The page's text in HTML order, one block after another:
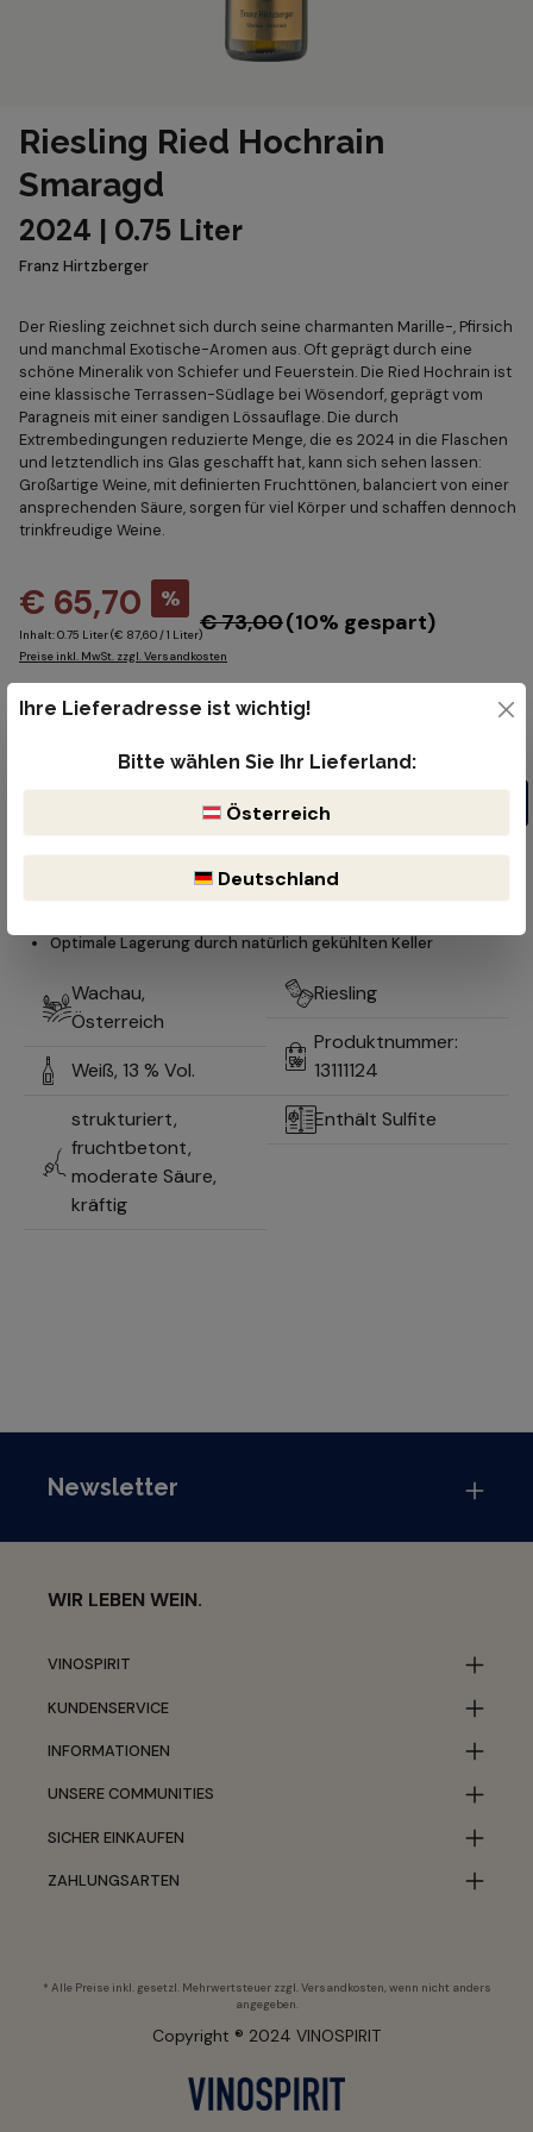
Riesling Ried Hochrain
Smaragd
2024 | 0.75 Liter
Franz Hirtzberger
Der Riesling zeichnet sich durch seine charmanten Marille-, Pfirsich
und manchmal Exotische-Aromen aus. Oft geprägt durch eine
schöne Mineralik von Schiefer und Feuerstein. Die Ried Hochrain ist
eine klassische Terrassen-Südlage bei Wösendorf, geprägt vom
Paragneis mit einer sandigen Lössauflage. Die durch
Extrembedingungen reduzierte Menge, die es 2024 in die Flaschen
und letztendlich ins Glas geschafft hat, kann sich sehen lassen:
Großartige Weine, mit definierten Fruchttönen, balanciert von einer
ansprechenden Säure, sorgen für viel Körper und schaffen dennoch
trinkfreudige Weine.
€ 65,70
%
€ 73,00(10% gespart)
Inhalt:0.75 Liter(€ 87,60 / 1 Liter)
Preise inkl. MwSt. zzgl. Versandkosten
In den Warenkorb
Kostenloser Versand ab 99€
Lieferzeit 1-2 Werktage
Bruchsicherer & reibungsloser Versand durch DHL oder der öst.
Optimale Lagerung durch natürlich gekühlten Keller
Wachau,
Österreich
Weiß, 13 % Vol.
strukturiert,
fruchtbetont,
moderate Säure,
kräftig
Riesling
Produktnummer:
13111124
Enthält Sulfite
Newsletter
WIR LEBEN WEIN.
VINOSPIRIT
KUNDENSERVICE
INFORMATIONEN
UNSERE COMMUNITIES
SICHER EINKAUFEN
ZAHLUNGSARTEN
* Alle Preise inkl. gesetzl. Mehrwertsteuer zzgl.Versandkosten, wenn nicht anders
angegeben.
Copyright ® 2024 VINOSPIRIT
Ihre Lieferadresse ist wichtig!
Bitte wählen Sie Ihr Lieferland:
Österreich
Deutschland